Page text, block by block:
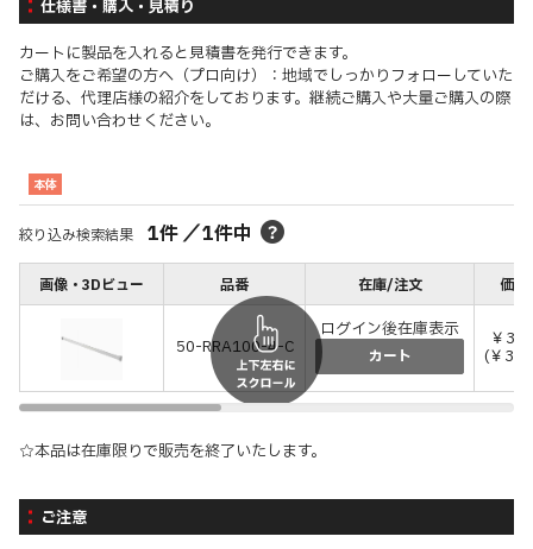
仕様書・購入・見積り
カートに製品を入れると見積書を発行できます。
ご購入をご希望の方へ（プロ向け）：地域でしっかりフォローしていた
だける、代理店様の紹介をしております。継続ご購入や大量ご購入の際
は、お問い合わせください。
本体
絞り込み検索結果 1件／1件中
画像・3Dビュー 品番 在庫/注文 価格
50-RRA100-4-C
ログイン後在庫表示
カート
￥
(￥
☆本品は在庫限りで販売を終了いたします。
ご注意